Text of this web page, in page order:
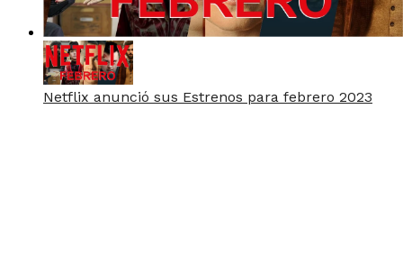
Netflix anunció sus Estrenos para febrero 2023